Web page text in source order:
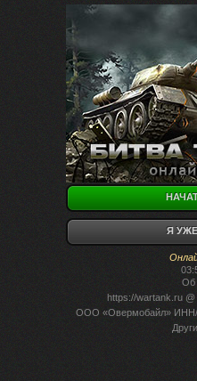
Я
Об
https://wartank.ru@
ООО «Овермобайл» ИНН/